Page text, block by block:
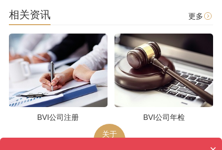
相关资讯 更多
BVI公司注册
BVI公司年检
关于